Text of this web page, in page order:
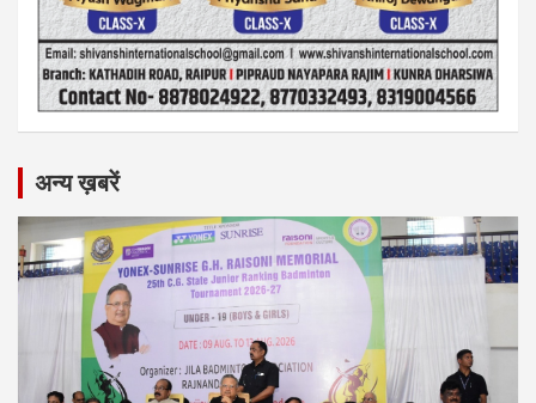
अन्य ख़बरें